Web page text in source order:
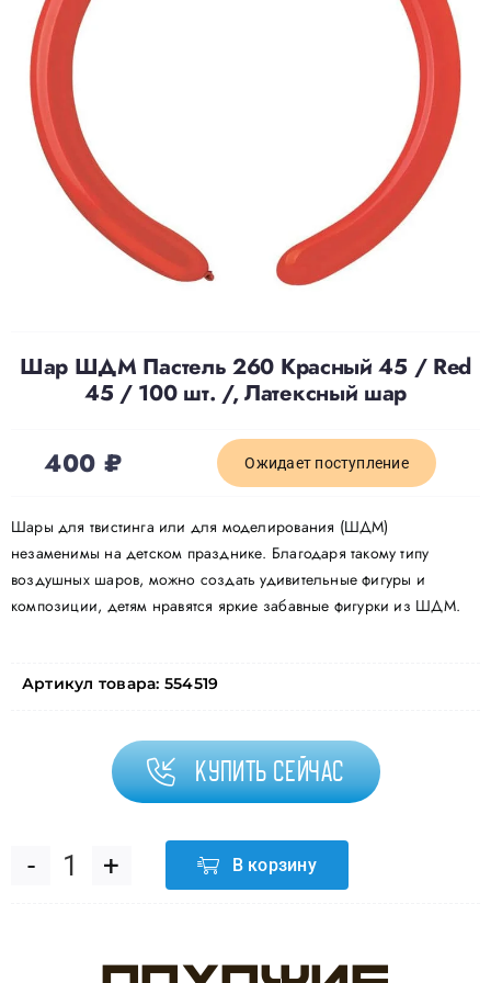
Доставка
О нас
Отзывы
Контакты
Шар ШДМ Пастель 260 Красный 45 / Red
45 / 100 шт. /, Латексный шар
400 ₽ Ожидает поступление
Шары для твистинга или для моделирования (ШДМ)
незаменимы на детском празднике. Благодаря такому типу
воздушных шаров, можно создать удивительные фигуры и
композиции, детям нравятся яркие забавные фигурки из ШДМ.
Артикул товара: 554519
Купить сейчас
Количество
В корзину